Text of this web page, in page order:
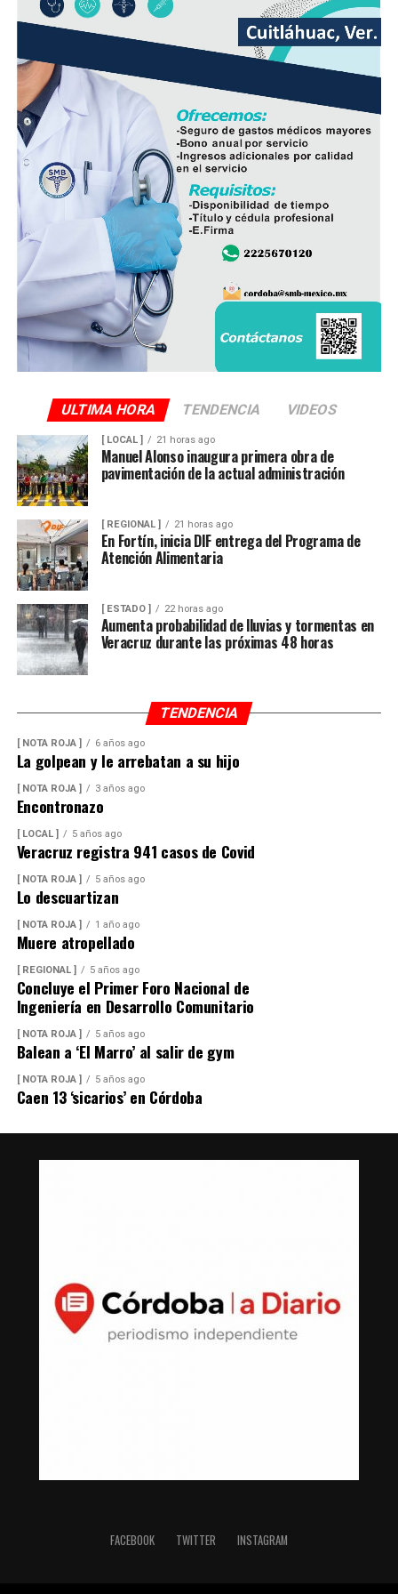
Nacional busca mantener la estrategia de seguridad
desplegada en el estado y reforzar la coordinación con
las autoridades responsables de la seguridad pública.
ULTIMA HORA TENDENCIA VIDEOS
[ LOCAL ] 21 horas ago
Manuel Alonso inaugura primera obra de
pavimentación de la actual administración
[ REGIONAL ] 21 horas ago
En Fortín, inicia DIF entrega del Programa de
Atención Alimentaria
[ ESTADO ] 22 horas ago
Aumenta probabilidad de lluvias y tormentas en
Veracruz durante las próximas 48 horas
TENDENCIA
[ NOTA ROJA ] 6 años ago
La golpean y le arrebatan a su hijo
[ NOTA ROJA ] 3 años ago
Encontronazo
[ LOCAL ] 5 años ago
Veracruz registra 941 casos de Covid
[ NOTA ROJA ] 5 años ago
Lo descuartizan
[ NOTA ROJA ] 1 año ago
Muere atropellado
[ REGIONAL ] 5 años ago
Concluye el Primer Foro Nacional de
Ingeniería en Desarrollo Comunitario
[ NOTA ROJA ] 5 años ago
Balean a ‘El Marro’ al salir de gym
[ NOTA ROJA ] 5 años ago
Caen 13 ‘sicarios’ en Córdoba
FACEBOOK TWITTER INSTAGRAM